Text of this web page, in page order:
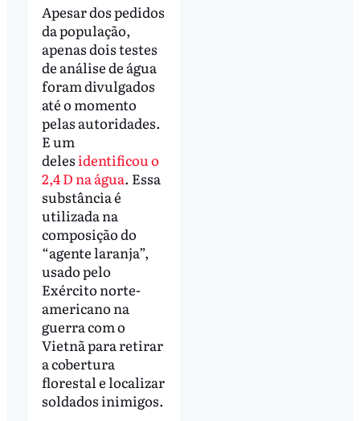
Apesar dos pedidos
da população,
apenas dois testes
de análise de água
foram divulgados
até o momento
pelas autoridades.
E um
deles identificou o
2,4 D na água. Essa
substância é
utilizada na
composição do
“agente laranja”,
usado pelo
Exército norte-
americano na
guerra com o
Vietnã para retirar
a cobertura
florestal e localizar
soldados inimigos.